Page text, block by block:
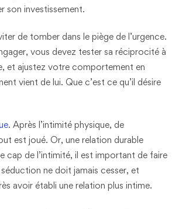
son investissement.
de tomber dans le piège de l’urgence.
vous devez tester sa réciprocité à
et ajustez votre comportement en
vient de lui. Que c’est ce qu’il désire
. Après l’intimité physique, de
est joué. Or, une relation durable
cap de l’intimité, il est important de faire
ne doit jamais cesser, et
avoir établi une relation plus intime.